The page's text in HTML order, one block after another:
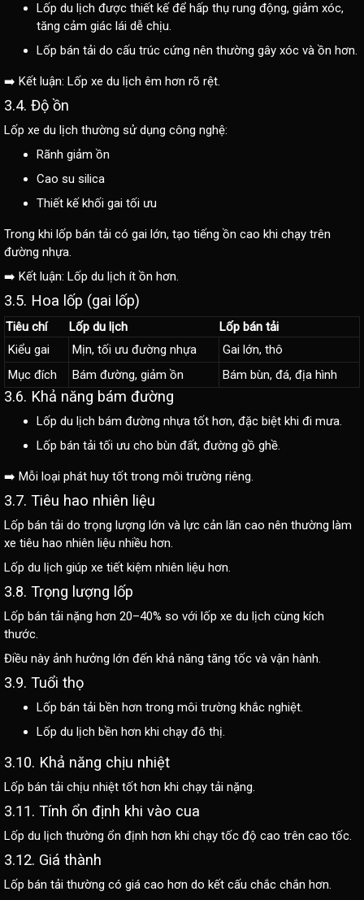
Lốp du lịch được thiết kế để hấp thụ rung động, giảm xóc,
tăng cảm giác lái dễ chịu.
Lốp bán tải do cấu trúc cứng nên thường gây xóc và ồn hơn.
➡️ Kết luận: Lốp xe du lịch êm hơn rõ rệt.
3.4. Độ ồn
Lốp xe du lịch thường sử dụng công nghệ:
Rãnh giảm ồn
Cao su silica
Thiết kế khối gai tối ưu
Trong khi lốp bán tải có gai lớn, tạo tiếng ồn cao khi chạy trên
đường nhựa.
➡️ Kết luận: Lốp du lịch ít ồn hơn.
3.5. Hoa lốp (gai lốp)
Tiêu chí Lốp du lịch
Lốp bán tải
Kiểu gai
Mịn, tối ưu đường nhựa
Gai lớn, thô
Mục đích
Bám đường, giảm ồn Bám bùn, đá, địa hình
3.6. Khả năng bám đường
Lốp du lịch bám đường nhựa tốt hơn, đặc biệt khi đi mưa.
Lốp bán tải tối ưu cho bùn đất, đường gồ ghề.
➡️ Mỗi loại phát huy tốt trong môi trường riêng.
3.7. Tiêu hao nhiên liệu
Lốp bán tải do trọng lượng lớn và lực cản lăn cao nên thường làm
xe tiêu hao nhiên liệu nhiều hơn.
Lốp du lịch giúp xe tiết kiệm nhiên liệu hơn.
3.8. Trọng lượng lốp
Lốp bán tải nặng hơn 20–40% so với lốp xe du lịch cùng kích
thước.
Điều này ảnh hưởng lớn đến khả năng tăng tốc và vận hành.
3.9. Tuổi thọ
Lốp bán tải bền hơn trong môi trường khắc nghiệt.
Lốp du lịch bền hơn khi chạy đô thị.
3.10. Khả năng chịu nhiệt
Lốp bán tải chịu nhiệt tốt hơn khi chạy tải nặng.
3.11. Tính ổn định khi vào cua
Lốp du lịch thường ổn định hơn khi chạy tốc độ cao trên cao tốc.
3.12. Giá thành
Lốp bán tải thường có giá cao hơn do kết cấu chắc chắn hơn.